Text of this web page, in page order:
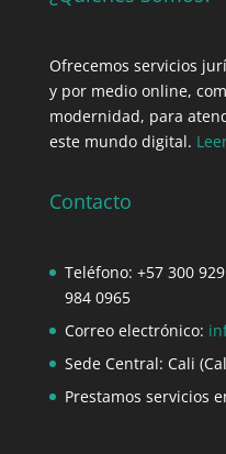
Ofrecemos servicios
y por medio online,
modernidad, para
este mundo digital.
Contacto
Teléfono: +57 300
984 0965
Correo electrónico:
Sede Central: Cali
Prestamos servicios